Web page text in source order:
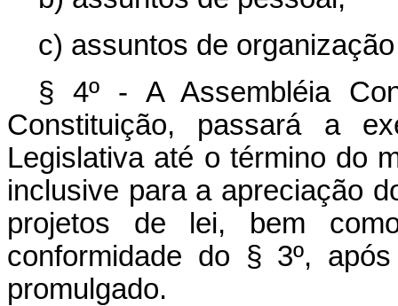
c) assuntos de
§ 4º - A Assembléia
Constituição, passará a
Legislativa até o término do
inclusive para a apreciação
projetos de lei, bem
conformidade do § 3º,
promulgado.